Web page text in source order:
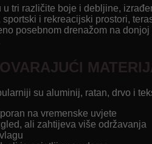
tri različite boje i debljine,
i rekreacijski prostori,
posebnom drenažom na
su aluminij, ratan, drvo i
na vremenske uvjete
ali zahtijeva više održavanja